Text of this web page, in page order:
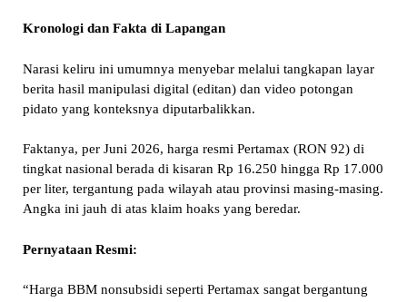
Kronologi dan Fakta di Lapangan
Narasi keliru ini umumnya menyebar melalui tangkapan layar
berita hasil manipulasi digital (editan) dan video potongan
pidato yang konteksnya diputarbalikkan.
Faktanya, per Juni 2026, harga resmi Pertamax (RON 92) di
tingkat nasional berada di kisaran Rp 16.250 hingga Rp 17.000
per liter, tergantung pada wilayah atau provinsi masing-masing.
Angka ini jauh di atas klaim hoaks yang beredar.
Pernyataan Resmi:
“Harga BBM nonsubsidi seperti Pertamax sangat bergantung